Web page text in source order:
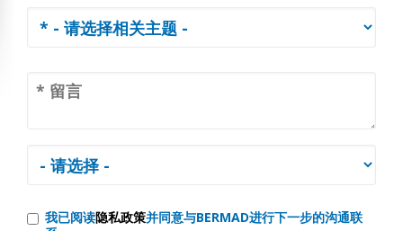
我已阅读隐私政策并同意与BERMAD进行下一步的沟通联